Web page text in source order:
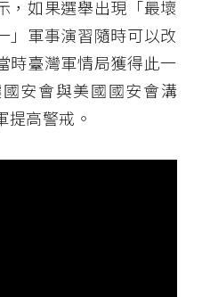
，如果選舉出現「最壞
」軍事演習隨時可以改
時臺灣軍情局獲得此一
安會與美國國安會溝
提高警戒。